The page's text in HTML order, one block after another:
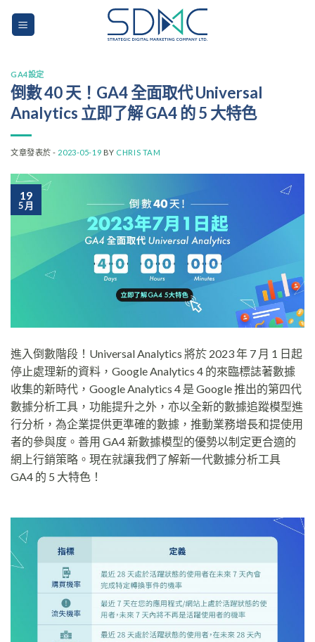
GA4設定
倒數 40 天！GA4 全面取代 Universal
Analytics 立即了解 GA4 的 5 大特色
文章發表於 - 2023-05-19 BY CHRIS TAM
19
5 月
進入倒數階段！Universal Analytics 將於 2023 年 7 月 1 日起
停止處理新的資料，Google Analytics 4 的來臨標誌著數據
收集的新時代，Google Analytics 4 是 Google 推出的第四代
數據分析工具，功能提升之外，亦以全新的數據追蹤模型進
行分析，為企業提供更準確的數據，推動業務增長和提使用
者的參與度。善用 GA4 新數據模型的優勢以制定更合適的
網上行銷策略。現在就讓我們了解新一代數據分析工具
GA4 的 5 大特色！